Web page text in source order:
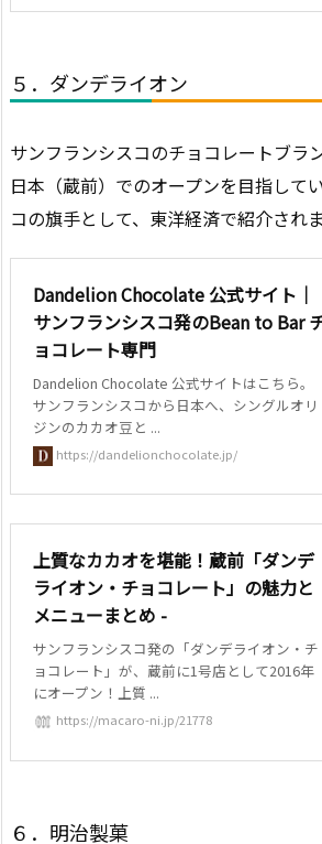
５．ダンデライオン
サンフランシスコのチョコレートブラ
日本（蔵前）でのオープンを目指して
コの旗手として、東洋経済で紹介されま
Dandelion Chocolate 公式サイト｜
サンフランシスコ発のBean to Bar
ョコレート専門
Dandelion Chocolate 公式サイトはこちら。
サンフランシスコから日本へ、シングルオリ
ジンのカカオ豆と ...
https://dandelionchocolate.jp/
上質なカカオを堪能！蔵前「ダンデ
ライオン・チョコレート」の魅力と
メニューまとめ -
サンフランシスコ発の「ダンデライオン・チ
ョコレート」が、蔵前に1号店として2016年
にオープン！上質 ...
https://macaro-ni.jp/21778
６．明治製菓